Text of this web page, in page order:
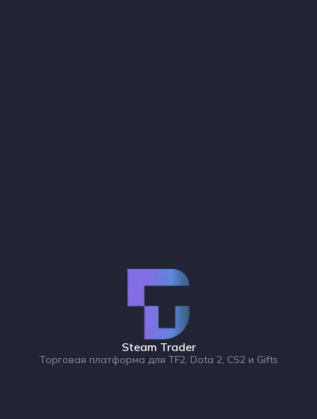
Steam Trader
Торговая платформа для TF2, Dota 2, CS2 и Gifts